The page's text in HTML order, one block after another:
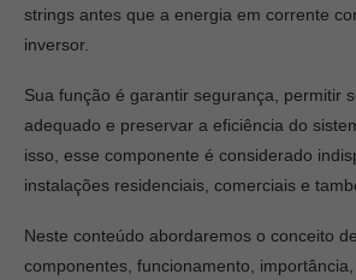
strings antes que a energia em corrente
inversor.
Sua função é garantir segurança, permitir
adequado e preservar a eficiência do
isso, esse componente é considerado
instalações residenciais, comerciais e
Neste conteúdo abordaremos o conceito
componentes, funcionamento,